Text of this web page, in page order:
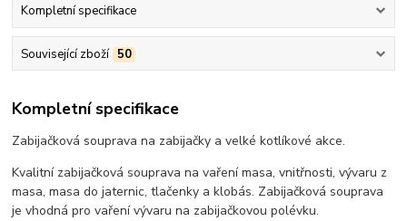
Kompletní specifikace
Související zboží 50
Kompletní specifikace
Zabijačková souprava na zabijačky a velké kotlíkové akce.
Kvalitní zabijačková souprava na vaření masa, vnitřnosti, vývaru z
masa, masa do jaternic, tlačenky a klobás. Zabijačková souprava
je vhodná pro vaření vývaru na zabijačkovou polévku.